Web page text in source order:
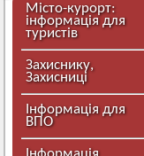
Місто-курорт:
інформація для
туристів
Захиснику,
Захисниці
Інформація для
ВПО